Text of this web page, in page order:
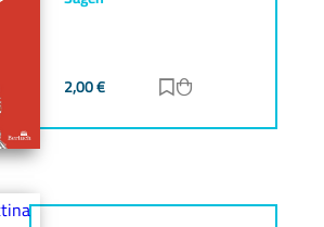
2,00€ Zur Merkliste